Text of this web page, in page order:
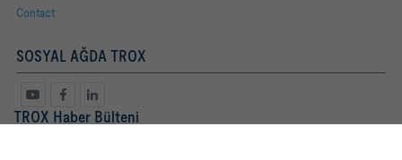
Contact
SOSYAL AĞDA TROX
TROX Haber Bülteni